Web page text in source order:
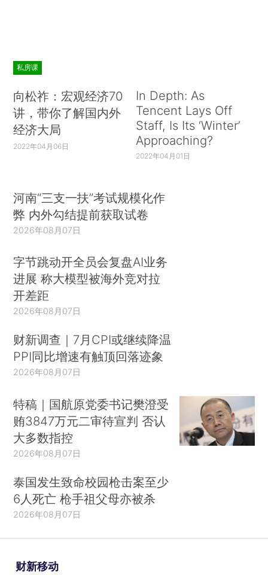
私房课
向松祚：宏观经济70
讲，带你了解国内外
经济大局
2022年04月06日
In Depth: As
Tencent Lays Off
Staff, Is Its ‘Winter’
Approaching?
2022年04月01日
河南“三支一扶”考试规模化作
弊 内外勾结提前获取试卷
2026年08月07日
字节跳动开全员会复盘AI业务
进展 称大模型被海外竞对拉
开差距
2026年08月07日
财新调查｜7月CPI或继续降温
PPI同比增速有触顶回落迹象
2026年08月07日
特稿｜国航原党委书记樊澄受
贿3847万元二审待宣判 否认
大多数指控
2026年08月07日
泰国发生致命校园枪击案至少
6人死亡 枪手祖父母亦被杀
2026年08月07日
财新移动